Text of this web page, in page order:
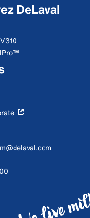
DeLaval